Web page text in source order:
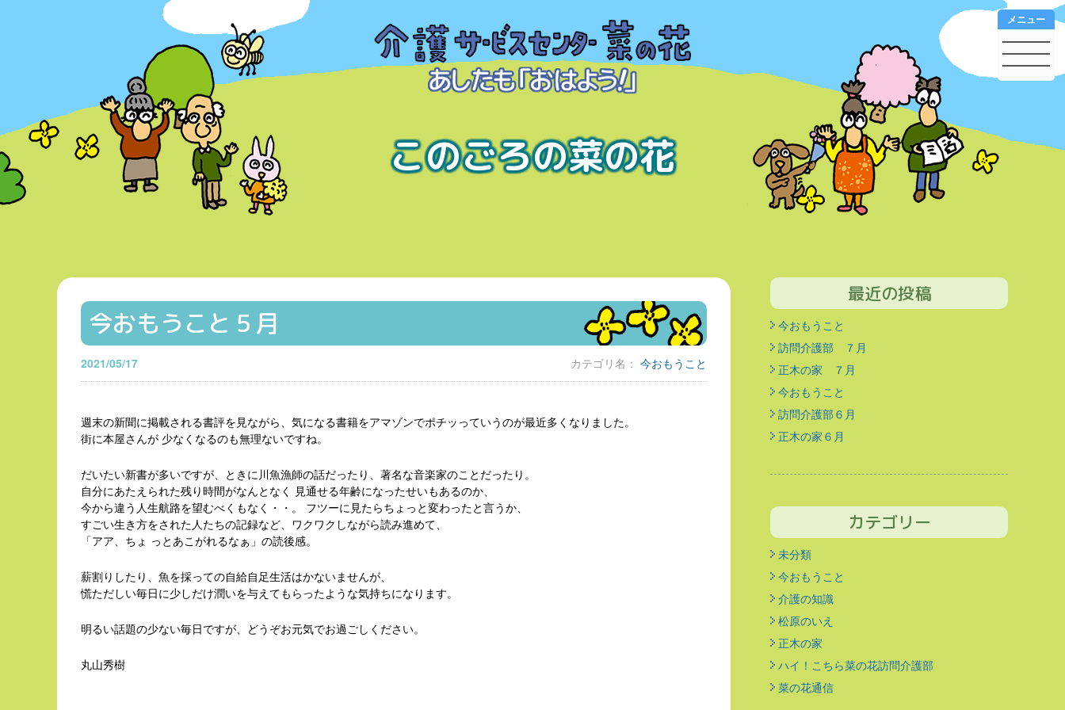
このごろの菜の花
メニュー
今おもうこと５月
2021/05/17 カテゴリ名： 今おもうこと
週末の新聞に掲載される書評を見ながら、気になる書籍をアマゾンでポチッっていうのが最近多くなりました。
街に本屋さんが 少なくなるのも無理ないですね。
だいたい新書が多いですが、ときに川魚漁師の話だったり、著名な音楽家のことだったり。
自分にあたえられた残り時間がなんとなく 見通せる年齢になったせいもあるのか、
今から違う人生航路を望むべくもなく・・。 フツーに見たらちょっと変わったと言うか、
すごい生き方をされた人たちの記録など、ワクワクしながら読み進めて、
「アア、ちょ っとあこがれるなぁ」の読後感。
薪割りしたり、魚を採っての自給自足生活はかないませんが、
慌ただしい毎日に少しだけ潤いを与えてもらったような気持ちになります。
明るい話題の少ない毎日ですが、どうぞお元気でお過ごしください。
丸山秀樹
最近の投稿
今おもうこと
訪問介護部 ７月
正木の家 ７月
今おもうこと
訪問介護部６月
正木の家６月
カテゴリー
未分類
今おもうこと
介護の知識
松原のいえ
正木の家
ハイ！こちら菜の花訪問介護部
菜の花通信